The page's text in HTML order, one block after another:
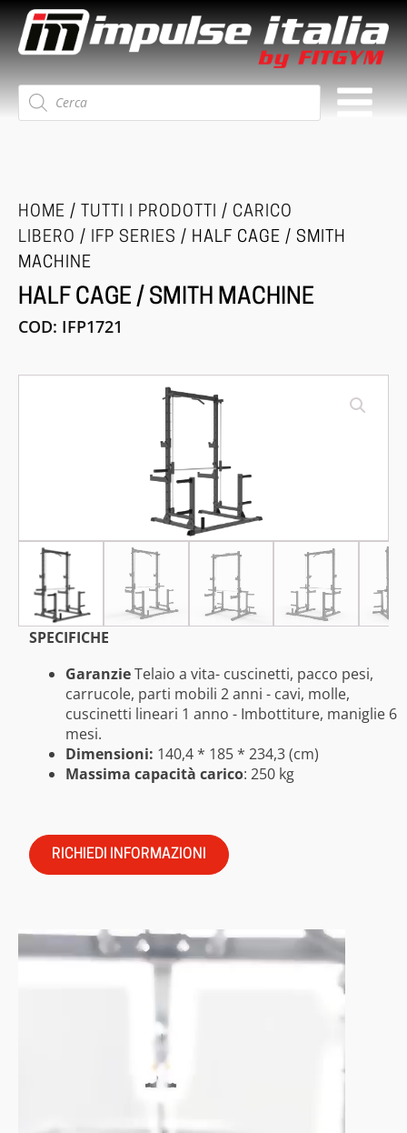
Ricerca
prodotti
HOME / TUTTI I PRODOTTI / CARICO
LIBERO / IFP SERIES / HALF CAGE / SMITH
MACHINE
HALF CAGE / SMITH MACHINE
COD: IFP1721
SPECIFICHE
GaranzieTelaio a vita- cuscinetti, pacco pesi,
carrucole, parti mobili 2 anni - cavi, molle,
cuscinetti lineari 1 anno - Imbottiture, maniglie 6
mesi.
Dimensioni: 140,4 * 185 * 234,3 (cm)
Massima capacità carico: 250 kg
RICHIEDI INFORMAZIONI
Video
Player